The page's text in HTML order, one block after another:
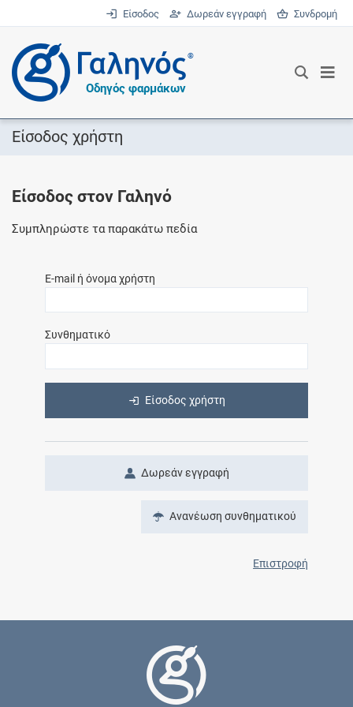
Είσοδος Δωρεάν εγγραφή Συνδρομή
®
Οδηγός φαρμάκων
Είσοδος χρήστη
Είσοδος στον Γαληνό
Συμπληρώστε τα παρακάτω πεδία
E-mail ή όνομα χρήστη
Συνθηματικό
Είσοδος χρήστη
Δωρεάν εγγραφή
Ανανέωση συνθηματικού
Επιστροφή